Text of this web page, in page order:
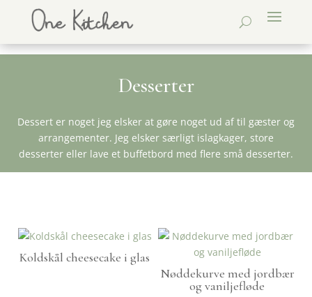
Desserter
Dessert er noget jeg elsker at gøre noget ud af til gæster og
arrangementer. Jeg elsker særligt islagkager, store
desserter eller lave et buffetbord med flere små desserter.
Koldskål cheesecake i glas
Nøddekurve med jordbær
og vaniljefløde